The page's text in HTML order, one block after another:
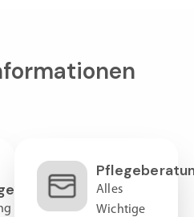
Alles
Wichtige